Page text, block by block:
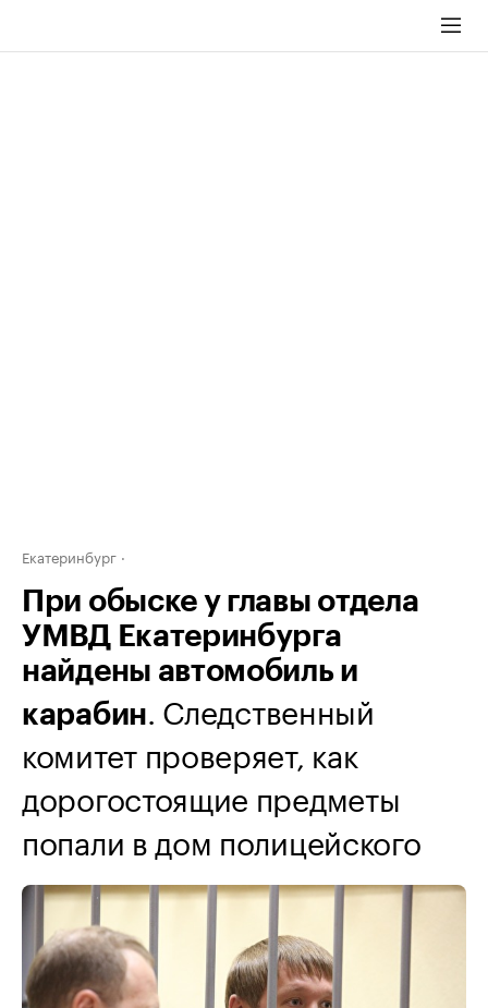
Екатеринбург
При обыске у главы отдела
УМВД Екатеринбурга
найдены автомобиль и
карабин. Следственный
комитет проверяет, как
дорогостоящие предметы
попали в дом полицейского